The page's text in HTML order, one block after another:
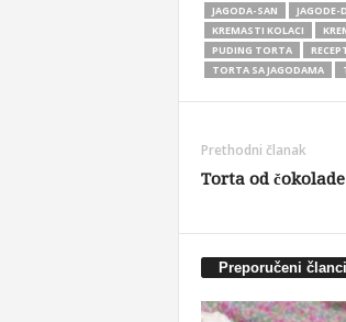
JAGODA-SAN
JAGODE-
KREMASTI KOLACI
PUDING TORTA
TORTA SA JAGODAMA
Prethodni članak
Torta od
Preporučeni članci